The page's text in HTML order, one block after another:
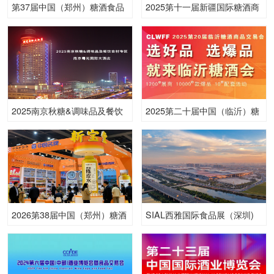
第37届中国（郑州）糖酒食品
2025第十一届新疆国际糖酒商
2025南京秋糖&调味品及餐饮
食材专区--南京曙光国际大酒
店
2025第二十届中国（临沂）糖
酒商品交易会
2026第38届中国（郑州）糖酒
SIAL西雅国际食品展（深圳)